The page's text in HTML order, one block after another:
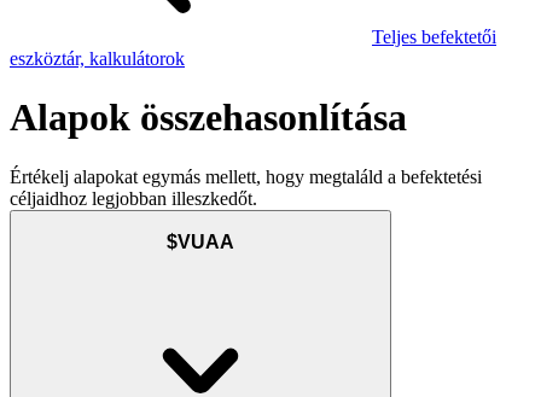
Teljes befektetői
eszköztár, kalkulátorok
Alapok összehasonlítása
Értékelj alapokat egymás mellett, hogy megtaláld a befektetési
céljaidhoz legjobban illeszkedőt.
$VUAA